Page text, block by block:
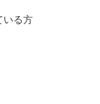
いる方